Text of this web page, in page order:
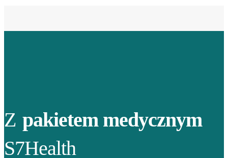
Z pakietem medycznym
S7Health